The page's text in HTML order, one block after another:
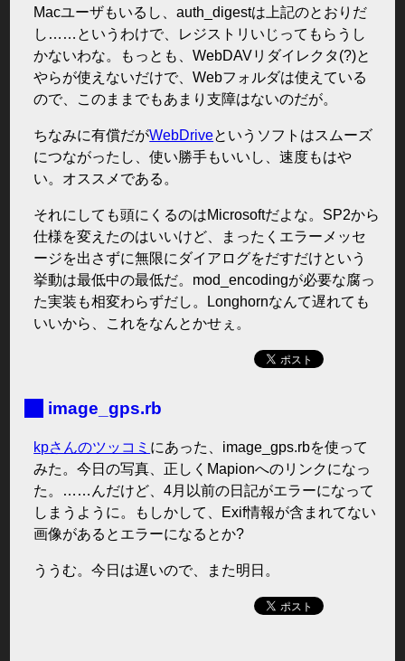
Macユーザもいるし、auth_digestは上記のとおりだ
し……というわけで、レジストリいじってもらうし
かないわな。もっとも、WebDAVリダイレクタ(?)と
やらが使えないだけで、Webフォルダは使えている
ので、このままでもあまり支障はないのだが。
ちなみに有償だがWebDriveというソフトはスムーズ
につながったし、使い勝手もいいし、速度もはや
い。オススメである。
それにしても頭にくるのはMicrosoftだよな。SP2から
仕様を変えたのはいいけど、まったくエラーメッセ
ージを出さずに無限にダイアログをだすだけという
挙動は最低中の最低だ。mod_encodingが必要な腐っ
た実装も相変わらずだし。Longhornなんて遅れても
いいから、これをなんとかせぇ。
image_gps.rb
kpさんのツッコミ にあった、image_gps.rbを使って
みた。今日の写真、正しくMapionへのリンクになっ
た。……んだけど、4月以前の日記がエラーになって
しまうように。もしかして、Exif情報が含まれてない
画像があるとエラーになるとか?
ううむ。今日は遅いので、また明日。